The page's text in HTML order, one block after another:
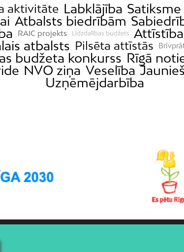
aktivitāte Labklājība Satiksme
Atbalsts biedrībām
RAIC projekts Līdzdalības budžets Attīstība
atbalsts Pilsēta attīstās
budžeta konkurss Rīgā
NVO ziņa Veselība
Uzņēmējdarbība